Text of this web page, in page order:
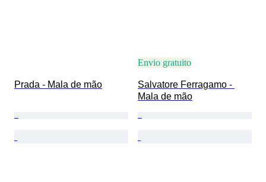
Prada - Mala de mão
Envio gratuito
Salvatore Ferragamo -
Mala de mão